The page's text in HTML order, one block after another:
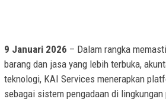
9 Januari 2026 – Dalam rangka
barang dan jasa yang lebih terbuka,
teknologi, KAI Services menerapkan
sebagai sistem pengadaan di